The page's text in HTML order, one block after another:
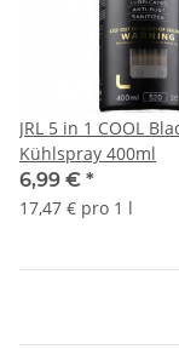
JRL 5 in 1 COOL
Kühlspray 400ml
6,99 € *
17,47 € pro 1 l